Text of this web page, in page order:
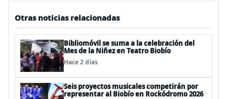
Otras noticias relacionadas
Bibliomóvil se suma a la celebración del
Mes de la Niñez en Teatro Biobío
Hace 2 días
Seis proyectos musicales competirán por
representar al Biobío en Rockódromo 2026